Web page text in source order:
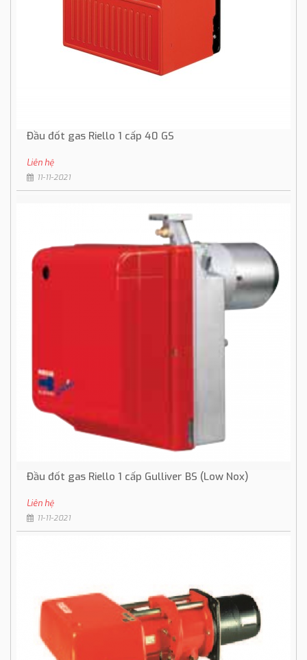
Đầu đốt gas Riello 1 cấp 40 GS
Liên hệ
11-11-2021
Đầu đốt gas Riello 1 cấp Gulliver BS (Low Nox)
Liên hệ
11-11-2021